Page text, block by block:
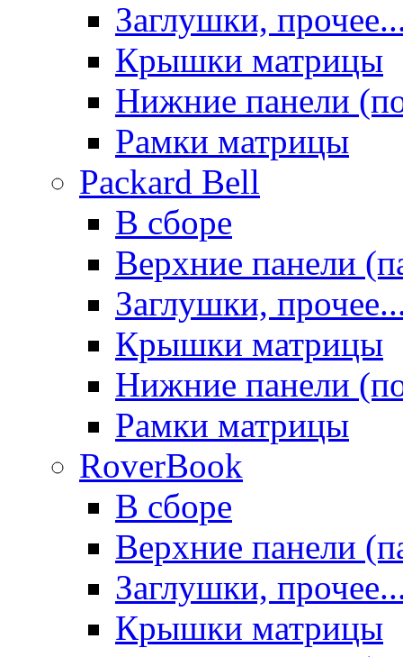
Заглушки,
Крышки матрицы
Нижние панели
Рамки матрицы
Packard Bell
В сборе
Верхние панели
Заглушки,
Крышки матрицы
Нижние панели
Рамки матрицы
RoverBook
В сборе
Верхние панели
Заглушки,
Крышки матрицы